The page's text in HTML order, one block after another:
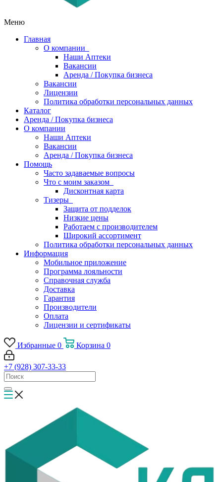
Меню
Главная
О компании
Наши Аптеки
Вакансии
Аренда / Покупка бизнеса
Вакансии
Лицензии
Политика обработки персональных данных
Каталог
Аренда / Покупка бизнеса
О компании
Наши Аптеки
Вакансии
Аренда / Покупка бизнеса
Помощь
Часто задаваемые вопросы
Что с моим заказом
Дисконтная карта
Тизеры
Защита от подделок
Низкие цены
Работаем с производителем
Широкий ассортимент
Политика обработки персональных данных
Информация
Мобильное приложение
Программа лояльности
Справочная служба
Доставка
Гарантия
Производители
Оплата
Лицензии и сертификаты
Избранные 0 Корзина 0
+7 (928) 307-33-33